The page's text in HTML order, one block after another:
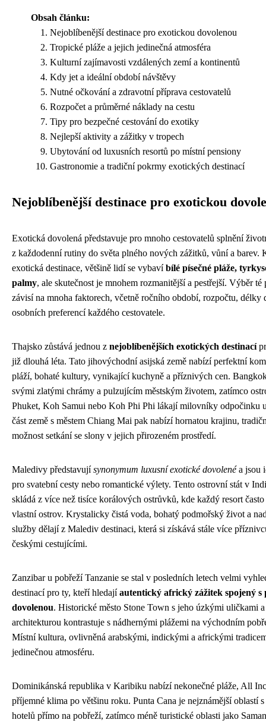
Obsah článku:
Nejoblíbenější destinace pro exotickou dovolenou
Tropické pláže a jejich jedinečná atmosféra
Kulturní zajímavosti vzdálených zemí a kontinentů
Kdy jet a ideální období návštěvy
Nutné očkování a zdravotní příprava cestovatelů
Rozpočet a průměrné náklady na cestu
Tipy pro bezpečné cestování do exotiky
Nejlepší aktivity a zážitky v tropech
Ubytování od luxusních resortů po místní pensiony
Gastronomie a tradiční pokrmy exotických destinací
Nejoblíbenější destinace pro exotickou
Exotická dovolená představuje pro mnoho cestovatelů splnění
z každodenní rutiny do světa plného nových zážitků, vůní a barev.
exotická destinace, většině lidí se vybavíbílé písečné pláže,
palmy, ale skutečnost je mnohem rozmanitější a pestřejší. Výběr té
závisí na mnoha faktorech, včetně ročního období, rozpočtu, délky
osobních preferencí každého cestovatele.
Thajsko zůstává jednou z nejoblíbenějších exotických destinací
již dlouhá léta. Tato jihovýchodní asijská země nabízí perfektní
pláží, bohaté kultury, vynikající kuchyně a příznivých cen.
svými zlatými chrámy a pulzujícím městským životem, zatímco
Phuket, Koh Samui nebo Koh Phi Phi lákají milovníky odpočinku
část země s městem Chiang Mai pak nabízí hornatou krajinu,
možnost setkání se slony v jejich přirozeném prostředí.
Maledivy představujísynonymum luxusní exotické dovolenéa jsou
pro svatební cesty nebo romantické výlety. Tento ostrovní stát v
skládá z více než tisíce korálových ostrůvků, kde každý resort
vlastní ostrov. Krystalicky čistá voda, bohatý podmořský život a
služby dělají z Malediv destinaci, která si získává stále více
českými cestujícími.
Zanzibar u pobřeží Tanzanie se stal v posledních letech velmi
destinací pro ty, kteří hledajíautentický africký zážitek spojený s
dovolenou. Historické město Stone Town s jeho úzkými uličkami
architekturou kontrastuje s nádhernými plážemi na východním
Místní kultura, ovlivněná arabskými, indickými a africkými
jedinečnou atmosféru.
Dominikánská republika v Karibiku nabízí nekonečné pláže, All
příjemné klima po většinu roku. Punta Cana je nejznámější oblastí
hotelů přímo na pobřeží, zatímco méně turistické oblasti jako